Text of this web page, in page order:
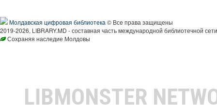
Молдавская цифровая библиотека © Все права защищены
2019-2026, LIBRARY.MD - составная часть международной библиотечной
Сохраняя наследие Молдовы
LIBMONSTER